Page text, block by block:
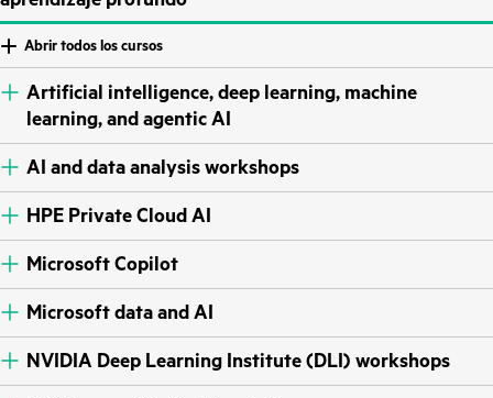
Abrir todos los cursos
Artificial intelligence, deep learning, machine
learning, and agentic AI
AI and data analysis workshops
HPE Private Cloud AI
Microsoft Copilot
Microsoft data and AI
NVIDIA Deep Learning Institute (DLI) workshops